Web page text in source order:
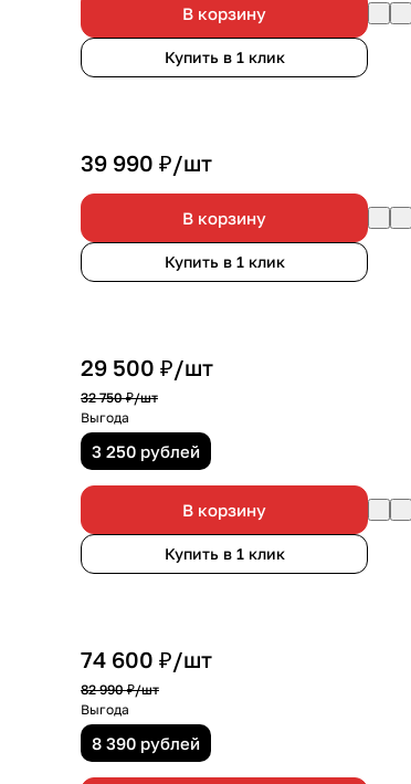
В корзину
Купить в 1 клик
39 990 ₽/шт
В корзину
Купить в 1 клик
29 500 ₽/шт
32 750 ₽/шт
Выгода
3 250 рублей
В корзину
Купить в 1 клик
74 600 ₽/шт
82 990 ₽/шт
Выгода
8 390 рублей